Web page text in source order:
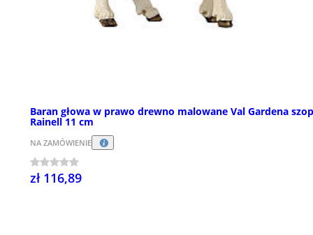
Baran głowa w prawo drewno malowane Val Gardena
Rainell 11 cm
NA ZAMÓWIENIE
zł 116,89